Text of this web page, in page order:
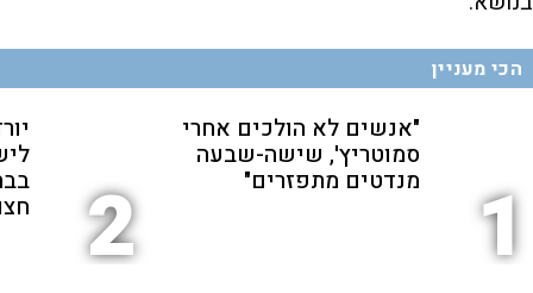
הכי מעניין
1
"אנשים לא הולכים אחרי
סמוטריץ', שישה-שבעה
מנדטים מתפזרים" 2